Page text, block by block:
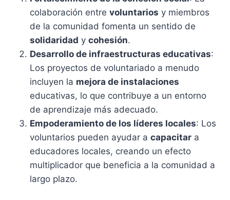
colaboración entre voluntarios y miembros
de la comunidad fomenta un sentido de
solidaridad y cohesión.
Desarrollo de infraestructuras educativas:
Los proyectos de voluntariado a menudo
incluyen la mejora de instalaciones
educativas, lo que contribuye a un entorno
de aprendizaje más adecuado.
Empoderamiento de los líderes locales: Los
voluntarios pueden ayudar a capacitar a
educadores locales, creando un efecto
multiplicador que beneficia a la comunidad a
largo plazo.